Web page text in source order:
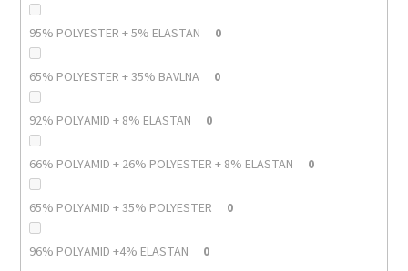
95% POLYESTER + 5% ELASTAN 0
65% POLYESTER + 35% BAVLNA 0
92% POLYAMID + 8% ELASTAN 0
66% POLYAMID + 26% POLYESTER + 8% ELASTAN 0
65% POLYAMID + 35% POLYESTER 0
96% POLYAMID +4% ELASTAN 0